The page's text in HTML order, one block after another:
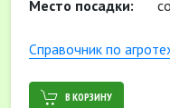
Место посадки:
Cправочник по
В КОРЗИНУ